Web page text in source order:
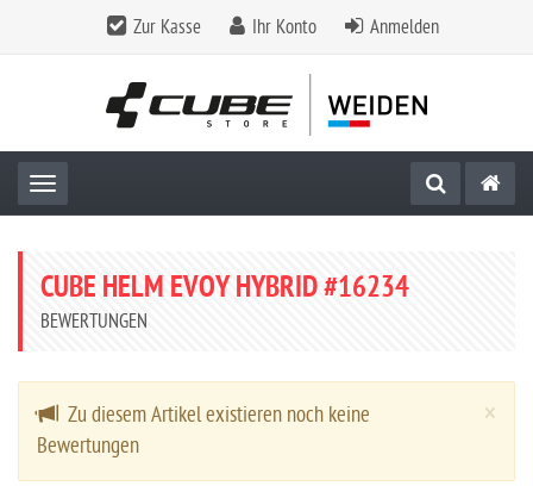
Zur Kasse Ihr Konto Anmelden
Toggle navigation
CUBE HELM EVOY HYBRID #16234
BEWERTUNGEN
×
Zu diesem Artikel existieren noch keine
Bewertungen